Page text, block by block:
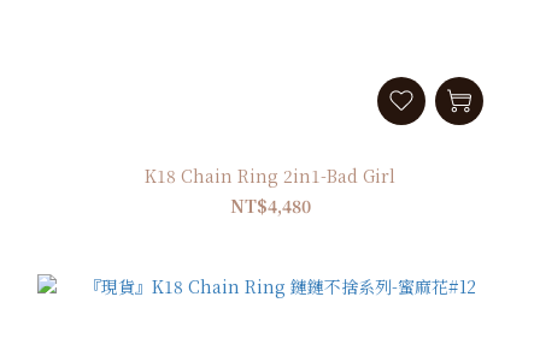
K18 Chain Ring 2in1-Bad Girl
NT$4,480